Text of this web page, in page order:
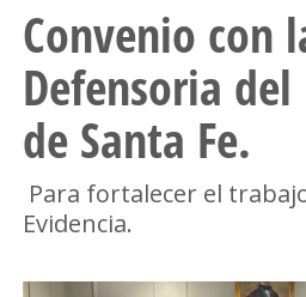
Convenio con
Defensoria
de Santa Fe.
Para fortalecer el
Evidencia.